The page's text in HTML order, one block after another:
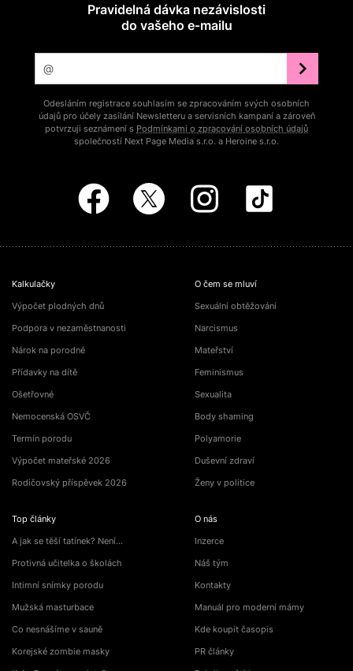
Pravidelná dávka nezávislosti
do vašeho e‑mailu
Odesláním registrace souhlasím se zpracováním svých osobních
údajů pro účely zasílání Newsletteru a servisních kampaní a zároveň
potvrzuji seznámení s Podmínkami o zpracování osobních údajů
společností Next Page Media s.r.o. a Heroine s.r.o.
Kalkulačky
Výpočet plodných dnů
Podpora v nezaměstnanosti
Nárok na porodné
Přídavky na dítě
Ošetřovné
Nemocenská OSVČ
Termín porodu
Výpočet mateřské 2026
Rodičovský příspěvek 2026
Top články
A jak se těší tatínek? Není…
Protivná učitelka o školách
Intimní snímky porodu
Mužská masturbace
Co nesnášíme v sauně
Korejské zombie masky
O čem se mluví
Sexuální obtěžování
Narcismus
Mateřství
Feminismus
Sexualita
Body shaming
Polyamorie
Duševní zdraví
Ženy v politice
O nás
Inzerce
Náš tým
Kontakty
Manuál pro moderní mámy
Kde koupit časopis
PR články